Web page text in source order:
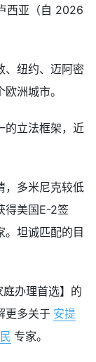
西亚（自 2026
纽约、迈阿密
洲城市。
立法框架，近
，多米尼克较低
得美国E-2签
。坦诚匹配的目
办理首选】的
更多关于 安提
专家。